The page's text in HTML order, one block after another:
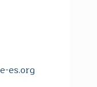
es.org